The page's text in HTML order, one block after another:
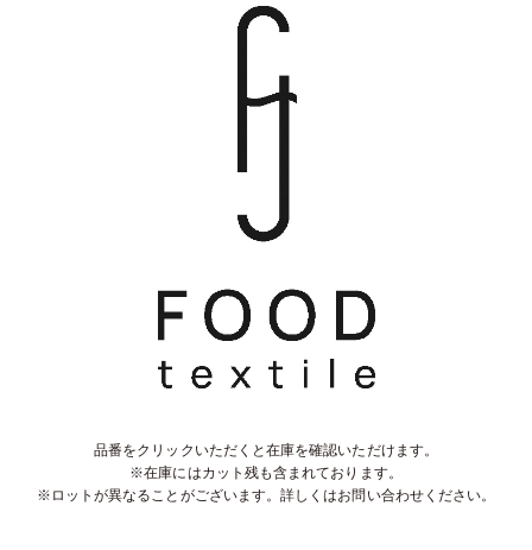
品番をクリックいただくと在庫を確認いただけます。
※在庫にはカット残も含まれております。
※ロットが異なることがございます。詳しくはお問い合わせください。